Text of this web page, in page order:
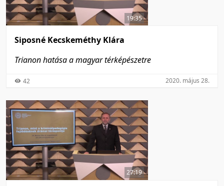
19:35
Siposné Kecskeméthy Klára
Trianon hatása a magyar térképészetre
42 2020. május 28.
27:19